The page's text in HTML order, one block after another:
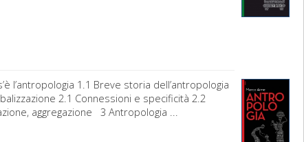
l’antropologia 1.1 Breve storia dell’antropologia
2.1 Connessioni e specificità 2.2
aggregazione 3 Antropologia ...